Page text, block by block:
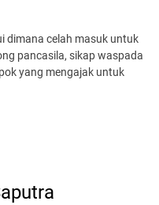
celah masuk untuk
pancasila, sikap waspada
yang mengajak untuk